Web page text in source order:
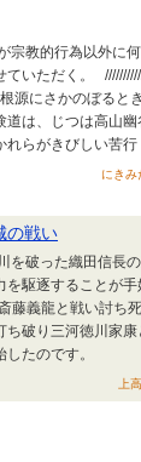
教的行為以外に
いただく。
にさかのぼると
は、じつは高山
らがきびしい苦行
にき
の戦い
破った織田信長
駆逐することが
藤義龍と戦い討ち
破り三河徳川家
したのです。
上